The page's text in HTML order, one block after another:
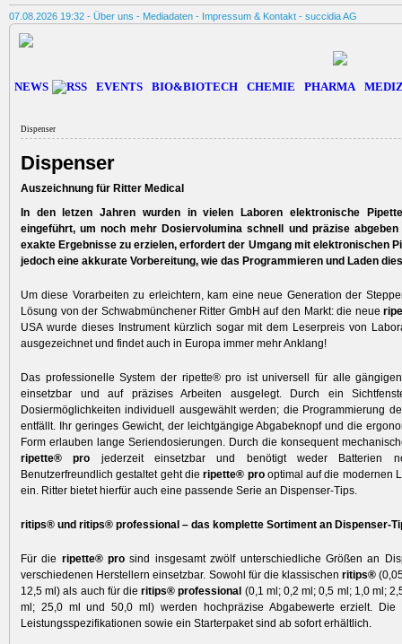
07.08.2026 19:32 - Über uns - Mediadaten - Impressum & Kontakt - succidia AG
NEWS EVENTS BIO&BIOTECH CHEMIE PHARMA
Dispenser
Dispenser
Auszeichnung für Ritter Medical
In den letzen Jahren wurden in vielen Laboren elektronische
eingeführt, um noch mehr Dosiervolumina schnell und präzise abgeben
exakte Ergebnisse zu erzielen, erfordert der Umgang mit elektronischen
jedoch eine akkurate Vorbereitung, wie das Programmieren und Laden
Um diese Vorarbeiten zu erleichtern, kam eine neue Generation der
Lösung von der Schwabmünchener Ritter GmbH auf den Markt: die neue
USA wurde dieses Instrument kürzlich sogar mit dem Leserpreis von
ausgezeichnet und findet auch in Europa immer mehr Anklang!
Das professionelle System der ripette® pro ist universell für alle
einsetzbar und auf präzises Arbeiten ausgelegt. Durch ein
Dosiermöglichkeiten individuell ausgewählt werden; die Programmierung
entfällt. Ihr geringes Gewicht, der leichtgängige Abgabeknopf und die
Form erlauben lange Seriendosierungen. Durch die konsequent
ripette® pro jederzeit einsetzbar und benötigt weder Batterien
Benutzerfreundlich gestaltet geht dieripette® prooptimal auf die modernen
ein. Ritter bietet hierfür auch eine passende Serie an Dispenser-Tips.
ritips® und ritips® professional – das komplette Sortiment an Dispenser-
Für die ripette® pro sind insgesamt zwölf unterschiedliche Größen an
verschiedenen Herstellern einsetzbar. Sowohl für die klassischenritips®
12,5 ml) als auch für dieritips® professional (0,1 ml; 0,2 ml; 0,5 ml; 1,0 ml;
ml; 25,0 ml und 50,0 ml) werden hochpräzise Abgabewerte erzielt. Die
Leistungsspezifikationen sowie ein Starterpaket sind ab sofort erhältlich.